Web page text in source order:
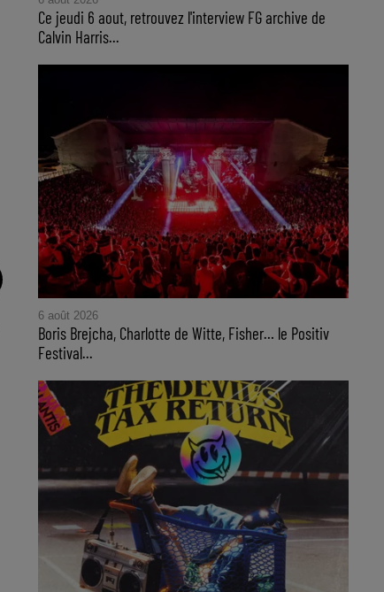
Ce jeudi 6 aout, retrouvez l'interview FG archive de
Calvin Harris...
6 août 2026
Boris Brejcha, Charlotte de Witte, Fisher… le Positiv
Festival...